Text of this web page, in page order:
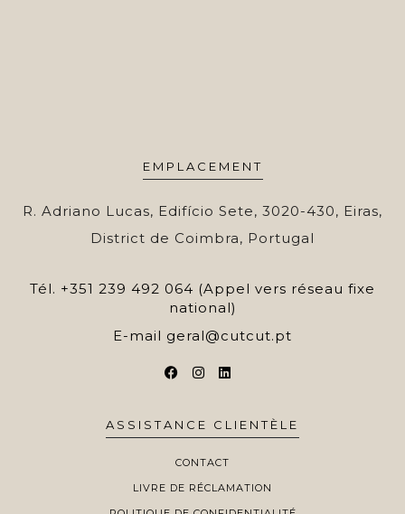
EMPLACEMENT
R. Adriano Lucas, Edifício Sete, 3020-430, Eiras,
District de Coimbra, Portugal
Tél. +351 239 492 064 (Appel vers réseau fixe
national)
E-mail geral@cutcut.pt
ASSISTANCE CLIENTÈLE
CONTACT
LIVRE DE RÉCLAMATION